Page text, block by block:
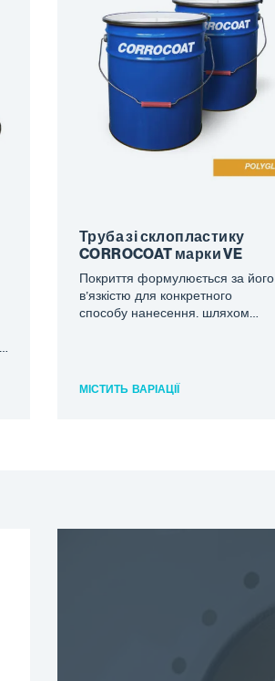
Труба зі склопластику
CORROCOAT марки VE
Покриття формулюється за його
в’язкістю для конкретного
способу нанесення. шляхом
середовищ,…
МІСТИТЬ ВАРІАЦІЇ